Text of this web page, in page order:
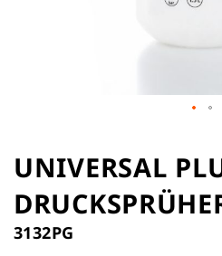
Anfang
der
Bildergalerie
springen
UNIVERSAL
3132PG